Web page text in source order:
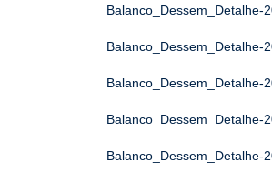
Balanco_Dessem_Detalhe-
Balanco_Dessem_Detalhe-
Balanco_Dessem_Detalhe-
Balanco_Dessem_Detalhe-
Balanco_Dessem_Detalhe-